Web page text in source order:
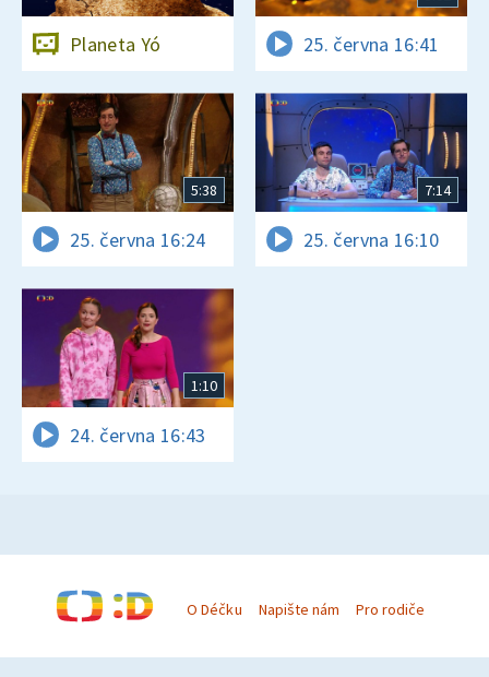
Planeta Yó 25. června 16:41
5:38
25. června 16:24
7:14
25. června 16:10
1:10
24. června 16:43
O Déčku Napište nám Pro rodiče